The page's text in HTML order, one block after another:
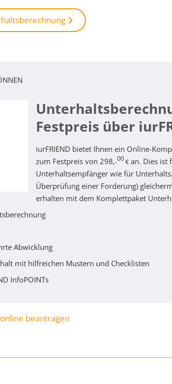
Festpreis über
iurFRIEND bietet Ihnen ein Online-
zum Festpreis von 298,-00€ an. Dies ist
Unterhaltsempfänger wie für
Überprüfung einer Forderung)
erhalten mit dem Komplettpaket
Abwicklung
mit hilfreichen Mustern und Checklisten
InfoPOINTs
beantragen